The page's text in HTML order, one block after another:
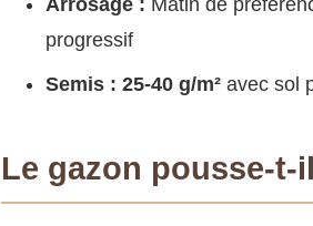
progressif
Semis : 25-40 g/m² avec sol
Le gazon pousse-